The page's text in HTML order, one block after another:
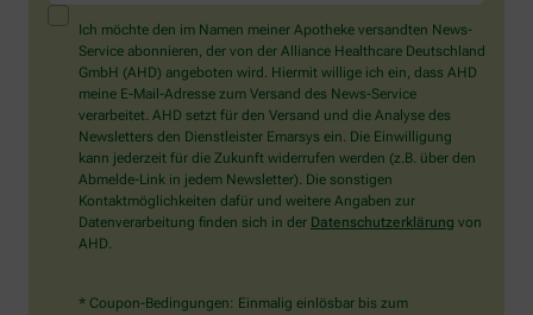
ein
Mensch?
Dann
wählen
Sie
bitte
die
Tasse.
Ich möchte den im Namen meiner Apotheke versandten News-
Service abonnieren, der von der Alliance Healthcare Deutschland
GmbH (AHD) angeboten wird. Hiermit willige ich ein, dass AHD
meine E-Mail-Adresse zum Versand des News-Service
verarbeitet. AHD setzt für den Versand und die Analyse des
Newsletters den Dienstleister Emarsys ein. Die Einwilligung
kann jederzeit für die Zukunft widerrufen werden (z.B. über den
Abmelde-Link in jedem Newsletter). Die sonstigen
Kontaktmöglichkeiten dafür und weitere Angaben zur
Datenverarbeitung finden sich in der Datenschutzerklärung von
AHD.
* Coupon-Bedingungen: Einmalig einlösbar bis zum